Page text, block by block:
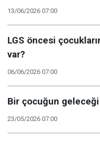
13/06/2026 07:00
LGS öncesi
var?
06/06/2026 07:00
Bir çocuğun
23/05/2026 07:00